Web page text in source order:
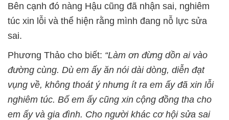
Bên cạnh đó nàng Hậu cũng đã nhận sai, nghiêm
túc xin lỗi và thể hiện rằng mình đang nỗ lực sửa
sai.
Phương Thảo cho biết: “Làm ơn đừng dồn ai vào
đường cùng. Dù em ấy ăn nói dài dòng, diễn đạt
vụng về, không thoát ý nhưng ít ra em ấy đã xin lỗi
nghiêm túc. Bố em ấy cũng xin cộng đồng tha cho
em ấy và gia đình. Cho người khác cơ hội sửa sai